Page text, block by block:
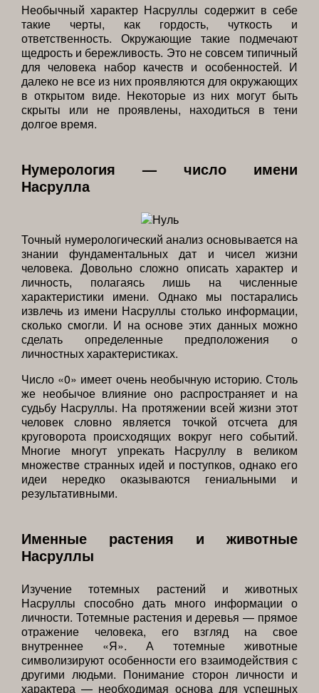
Необычный характер Насруллы содержит в себе
такие черты, как гордость, чуткость и
ответственность. Окружающие такие подмечают
щедрость и бережливость. Это не совсем типичный
для человека набор качеств и особенностей. И
далеко не все из них проявляются для окружающих
в открытом виде. Некоторые из них могут быть
скрыты или не проявлены, находиться в тени
долгое время.
Нумерология — число имени
Насрулла
Точный нумерологический анализ основывается на
знании фундаментальных дат и чисел жизни
человека. Довольно сложно описать характер и
личность, полагаясь лишь на численные
характеристики имени. Однако мы постарались
извлечь из имени Насруллы столько информации,
сколько смогли. И на основе этих данных можно
сделать определенные предположения о
личностных характеристиках.
Число «0» имеет очень необычную историю. Столь
же необычое влияние оно распространяет и на
судьбу Насруллы. На протяжении всей жизни этот
человек словно является точкой отсчета для
круговорота происходящих вокруг него событий.
Многие многут упрекать Насруллу в великом
множестве странных идей и поступков, однако его
идеи нередко оказываются гениальными и
результативными.
Именные растения и животные
Насруллы
Изучение тотемных растений и животных
Насруллы способно дать много информации о
личности. Тотемные растения и деревья — прямое
отражение человека, его взгляд на свое
внутреннее «Я». А тотемные животные
символизируют особенности его взаимодействия с
другими людьми. Понимание сторон личности и
характера — необходимая основа для успешных